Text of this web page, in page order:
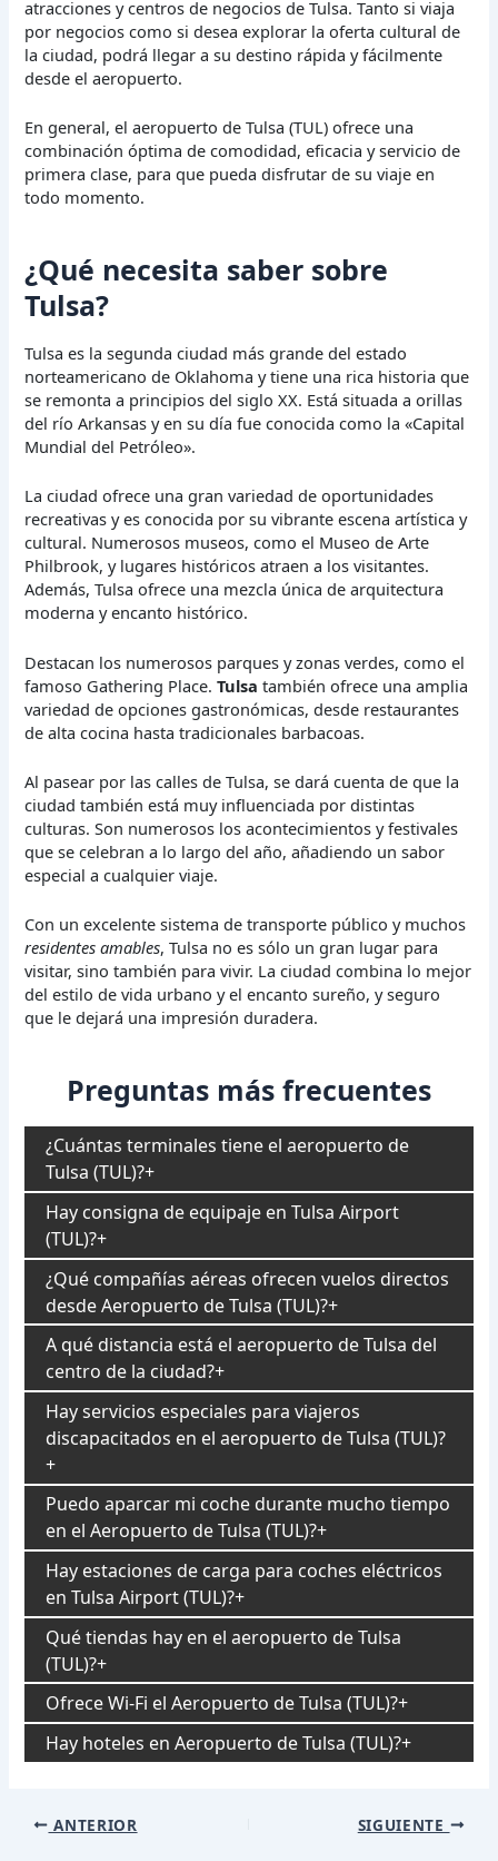
atracciones y centros de negocios de Tulsa. Tanto si viaja
por negocios como si desea explorar la oferta cultural de
la ciudad, podrá llegar a su destino rápida y fácilmente
desde el aeropuerto.
En general, el aeropuerto de Tulsa (TUL) ofrece una
combinación óptima de comodidad, eficacia y servicio de
primera clase, para que pueda disfrutar de su viaje en
todo momento.
¿Qué necesita saber sobre
Tulsa?
Tulsa es la segunda ciudad más grande del estado
norteamericano de Oklahoma y tiene una rica historia que
se remonta a principios del siglo XX. Está situada a orillas
del río Arkansas y en su día fue conocida como la «Capital
Mundial del Petróleo».
La ciudad ofrece una gran variedad de oportunidades
recreativas y es conocida por su vibrante escena artística y
cultural. Numerosos museos, como el Museo de Arte
Philbrook, y lugares históricos atraen a los visitantes.
Además, Tulsa ofrece una mezcla única de arquitectura
moderna y encanto histórico.
Destacan los numerosos parques y zonas verdes, como el
famoso Gathering Place.Tulsa también ofrece una amplia
variedad de opciones gastronómicas, desde restaurantes
de alta cocina hasta tradicionales barbacoas.
Al pasear por las calles de Tulsa, se dará cuenta de que la
ciudad también está muy influenciada por distintas
culturas. Son numerosos los acontecimientos y festivales
que se celebran a lo largo del año, añadiendo un sabor
especial a cualquier viaje.
Con un excelente sistema de transporte público y muchos
residentes amables, Tulsa no es sólo un gran lugar para
visitar, sino también para vivir. La ciudad combina lo mejor
del estilo de vida urbano y el encanto sureño, y seguro
que le dejará una impresión duradera.
Preguntas más frecuentes
¿Cuántas terminales tiene el aeropuerto de
Tulsa (TUL)?
Hay consigna de equipaje en Tulsa Airport
(TUL)?
¿Qué compañías aéreas ofrecen vuelos directos
desde Aeropuerto de Tulsa (TUL)?
A qué distancia está el aeropuerto de Tulsa del
centro de la ciudad?
Hay servicios especiales para viajeros
discapacitados en el aeropuerto de Tulsa (TUL)?
Puedo aparcar mi coche durante mucho tiempo
en el Aeropuerto de Tulsa (TUL)?
Hay estaciones de carga para coches eléctricos
en Tulsa Airport (TUL)?
Qué tiendas hay en el aeropuerto de Tulsa
(TUL)?
Ofrece Wi-Fi el Aeropuerto de Tulsa (TUL)?
Hay hoteles en Aeropuerto de Tulsa (TUL)?
Navegación
ANTERIOR SIGUIENTE